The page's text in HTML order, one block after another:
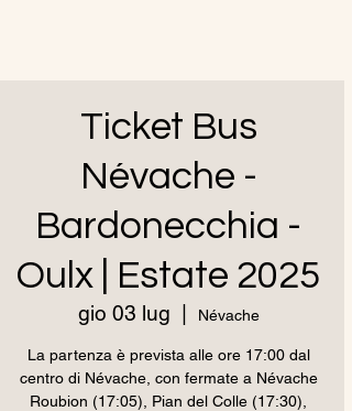
Ticket Bus
Névache -
Bardonecchia -
Oulx | Estate 2025
gio 03 lug Névache
La partenza è prevista alle ore 17:00 dal
centro di Névache, con fermate a Névache
Roubion (17:05), Pian del Colle (17:30),